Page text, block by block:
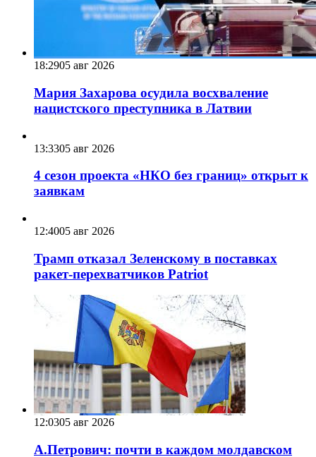
18:2905 авг 2026
Мария Захарова осудила восхваление
нацистского преступника в Латвии
13:3305 авг 2026
4 сезон проекта «НКО без границ» открыт к
заявкам
12:4005 авг 2026
Трамп отказал Зеленскому в поставках
ракет-перехватчиков Patriot
12:0305 авг 2026
А.Петрович: почти в каждом молдавском